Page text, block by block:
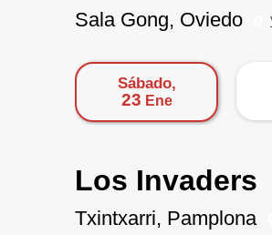
Sala Gong, Oviedo
Sábado,
23 Ene
Los Invaders
Txintxarri, Pamplona